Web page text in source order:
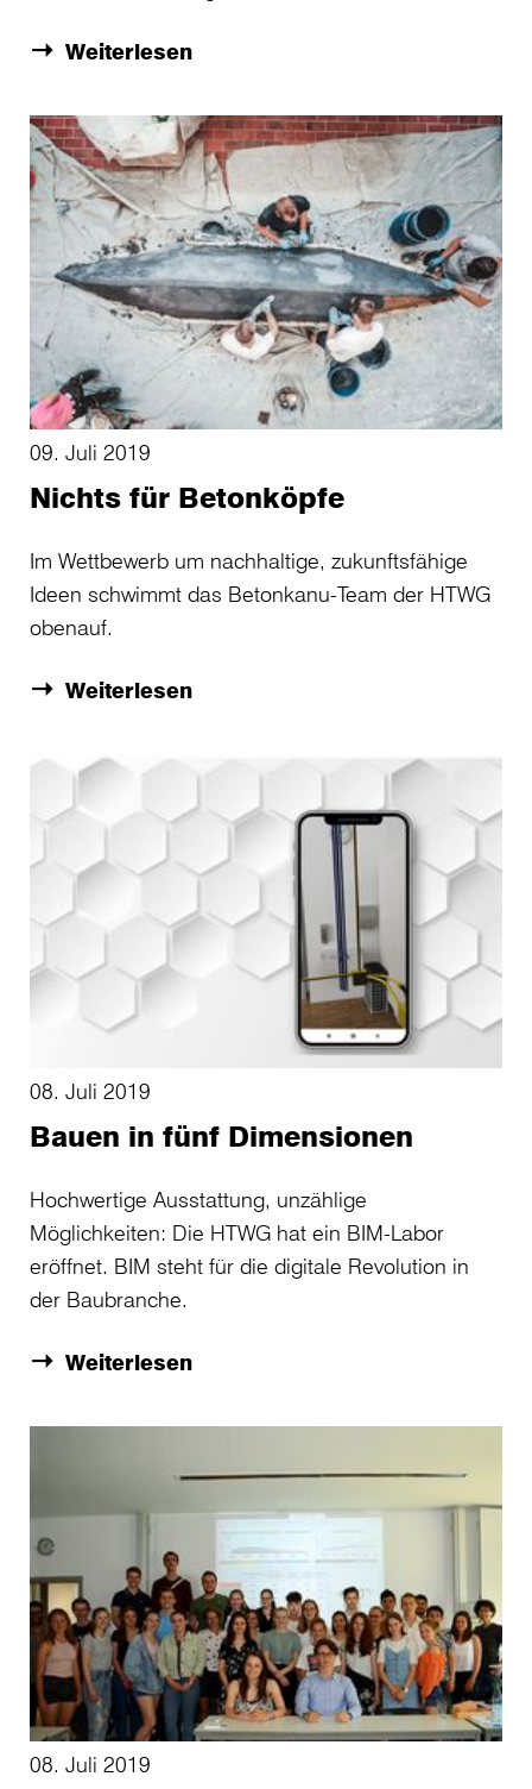
Weiterlesen
09. Juli 2019
Nichts für Betonköpfe
Im Wettbewerb um nachhaltige, zukunftsfähige
Ideen schwimmt das Betonkanu-Team der HTWG
obenauf.
Weiterlesen
08. Juli 2019
Bauen in fünf Dimensionen
Hochwertige Ausstattung, unzählige
Möglichkeiten: Die HTWG hat ein BIM-Labor
eröffnet. BIM steht für die digitale Revolution in
der Baubranche.
Weiterlesen
08. Juli 2019